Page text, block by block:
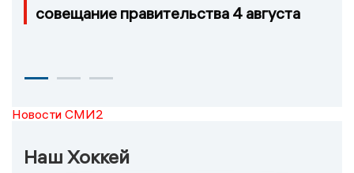
совещание правительства 4 августа
Новости СМИ2
Наш Хоккей